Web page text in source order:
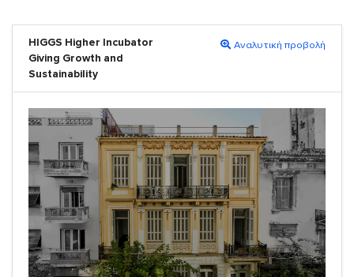
HIGGS Higher Incubator
Giving Growth and
Sustainability
Αναλυτική προβολή